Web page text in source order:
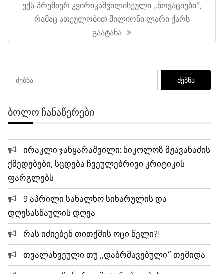
Next
Post:
Ექს-Პრემიერ Კვირიკაშვილისეული ,,ნოვაციები”,
Რამაც Ათეულობით Მილიონი Ლარი Ქარს
Გაატანა
ძებნა:
ᲑᲝᲚᲝ ᲩᲐᲜᲐᲬᲔᲠᲔᲑᲘ
ირაკლი ჯანყარაშვილი: ნიკოლოზ მჟავანაძის
ქმედებები, სცდება ჩვეულებრივი კრიტიკის
ფარგლებს
9 აპრილი სახალხო სიხარულის და
დღესასწაულის დღეა
რას იძიებენ თითქმის ოცი წელი?!
თვალახვეული თუ „დაბრმავებული“ თემიდა